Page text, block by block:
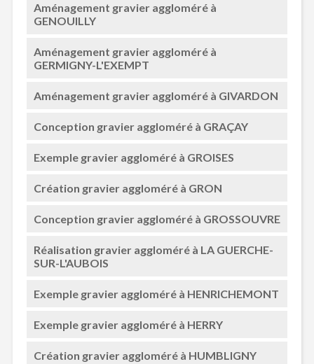
Aménagement gravier aggloméré à
GENOUILLY
Aménagement gravier aggloméré à
GERMIGNY-L'EXEMPT
Aménagement gravier aggloméré à GIVARDON
Conception gravier aggloméré à GRAÇAY
Exemple gravier aggloméré à GROISES
Création gravier aggloméré à GRON
Conception gravier aggloméré à GROSSOUVRE
Réalisation gravier aggloméré à LA GUERCHE-
SUR-L'AUBOIS
Exemple gravier aggloméré à HENRICHEMONT
Exemple gravier aggloméré à HERRY
Création gravier aggloméré à HUMBLIGNY